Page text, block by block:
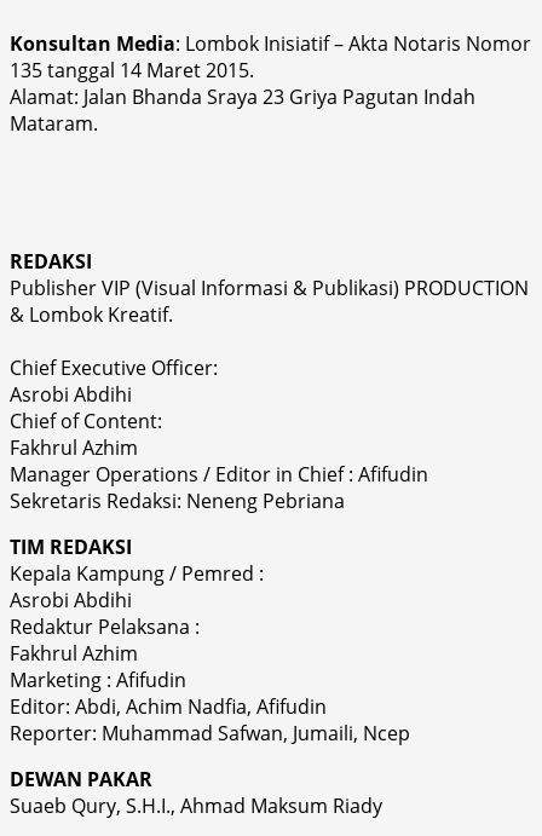
Konsultan Media: Lombok Inisiatif – Akta Notaris Nomor
135 tanggal 14 Maret 2015.
Alamat: Jalan Bhanda Sraya 23 Griya Pagutan Indah
Mataram.
REDAKSI
Publisher VIP (Visual Informasi & Publikasi) PRODUCTION
& Lombok Kreatif.
Chief Executive Officer:
Asrobi Abdihi
Chief of Content:
Fakhrul Azhim
Manager Operations / Editor in Chief : Afifudin
Sekretaris Redaksi: Neneng Pebriana
TIM REDAKSI
Kepala Kampung / Pemred :
Asrobi Abdihi
Redaktur Pelaksana :
Fakhrul Azhim
Marketing : Afifudin
Editor: Abdi, Achim Nadfia, Afifudin
Reporter: Muhammad Safwan, Jumaili, Ncep
DEWAN PAKAR
Suaeb Qury, S.H.I., Ahmad Maksum Riady